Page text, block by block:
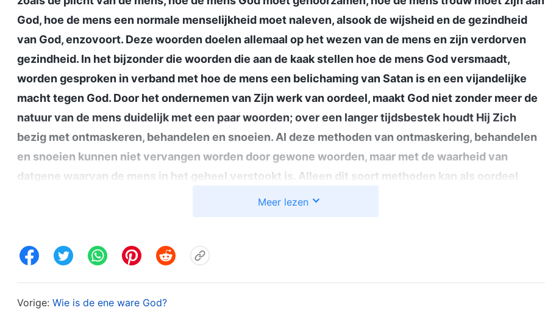
God, hoe de mens een normale menselijkheid moet naleven, alsook de wijsheid en de gezindheid
van God, enzovoort. Deze woorden doelen allemaal op het wezen van de mens en zijn verdorven
gezindheid. In het bijzonder die woorden die aan de kaak stellen hoe de mens God versmaadt,
worden gesproken in verband met hoe de mens een belichaming van Satan is en een vijandelijke
macht tegen God. Door het ondernemen van Zijn werk van oordeel, maakt God niet zonder meer de
natuur van de mens duidelijk met een paar woorden; over een langer tijdsbestek houdt Hij Zich
bezig met ontmaskeren, behandelen en snoeien. Al deze methoden van ontmaskering, behandelen
en snoeien kunnen niet vervangen worden door gewone woorden, maar met de waarheid van
datgene waarvan de mens in het geheel verstookt is. Alleen dit soort methoden kan als oordeel
worden beschouwd; alleen door middel van dit soort oordeel kan de mens onderworpen worden en
de waarheid over zijn eigen opstandigheid. Door het werk van oordeel vergaart de mens veel begrip
verdorvenheid, alsmede de afstotelijkheid van de mens ontdekken. Deze resultaten worden
Meer lezen
Vorige: Wie is de ene ware God?